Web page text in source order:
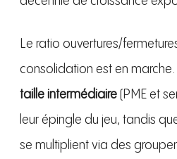
Le ratio ouvertures/
consolidation est en marche.
taille intermédiaire(PME et
leur épingle du jeu, tandis
se multiplient via des